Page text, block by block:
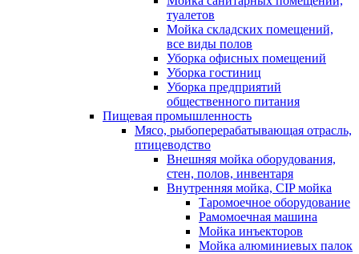
туалетов
Мойка складских помещений,
все виды полов
Уборка офисных помещений
Уборка гостиниц
Уборка предприятий
общественного питания
Пищевая промышленность
Мясо, рыбоперерабатывающая отрасль,
птицеводство
Внешняя мойка оборудования,
стен, полов, инвентаря
Внутренняя мойка, CIP мойка
Таромоечное оборудование
Рамомоечная машина
Мойка инъекторов
Мойка алюминиевых палок